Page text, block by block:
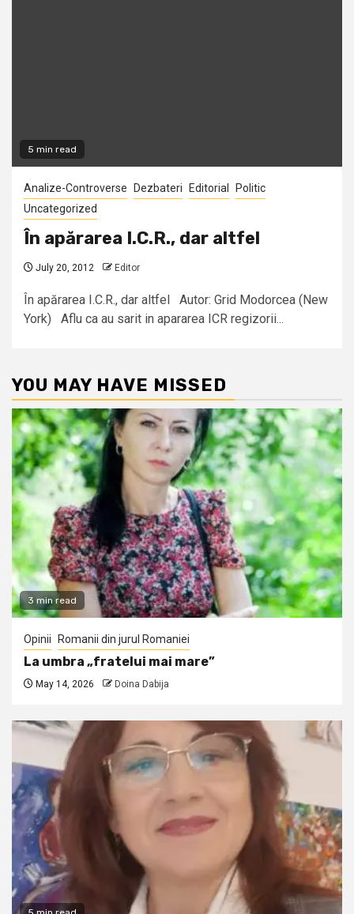
5 min read
Analize-Controverse Dezbateri Editorial
Politic
Uncategorized
În apărarea I.C.R., dar altfel
July 20, 2012 Editor
În apărarea I.C.R., dar altfel Autor: Grid Modorcea (New
York) Aflu ca au sarit in apararea ICR regizorii...
YOU MAY HAVE MISSED
3 min read
Opinii Romanii din jurul Romaniei
La umbra „fratelui mai mare”
May 14, 2026 Doina Dabija